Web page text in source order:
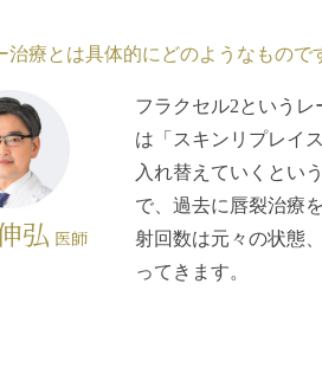
治療とは具体的にどのようなもので
弘 医師
フラクセル2という
は「スキンリプレイ
入れ替えていくとい
で、過去に唇裂治療
射回数は元々の状態
ってきます。